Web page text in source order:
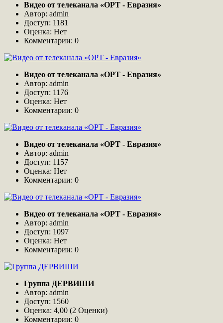
Видео от телеканала «ОРТ - Евразия»
Автор: admin
Доступ: 1181
Оценка: Нет
Комментарии: 0
Видео от телеканала «ОРТ - Евразия»
Автор: admin
Доступ: 1176
Оценка: Нет
Комментарии: 0
Видео от телеканала «ОРТ - Евразия»
Автор: admin
Доступ: 1157
Оценка: Нет
Комментарии: 0
Видео от телеканала «ОРТ - Евразия»
Автор: admin
Доступ: 1097
Оценка: Нет
Комментарии: 0
Группа ДЕРВИШИ
Автор: admin
Доступ: 1560
Оценка: 4,00 (2 Оценки)
Комментарии: 0